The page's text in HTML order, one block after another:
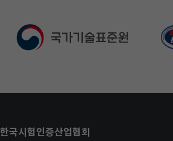
영
한국시험인증산업협회